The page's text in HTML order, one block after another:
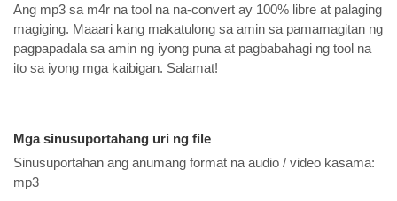
Ang mp3 sa m4r na tool na na-convert ay 100% libre at palaging
magiging. Maaari kang makatulong sa amin sa pamamagitan ng
pagpapadala sa amin ng iyong puna at pagbabahagi ng tool na
ito sa iyong mga kaibigan. Salamat!
Mga sinusuportahang uri ng file
Sinusuportahan ang anumang format na audio / video kasama:
mp3